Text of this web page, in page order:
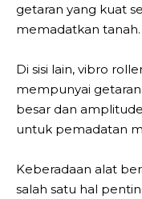
getaran yang kuat
memadatkan tanah.
Di sisi lain, vibro
mempunyai
besar dan
untuk pemadatan
Keberadaan alat
salah satu hal